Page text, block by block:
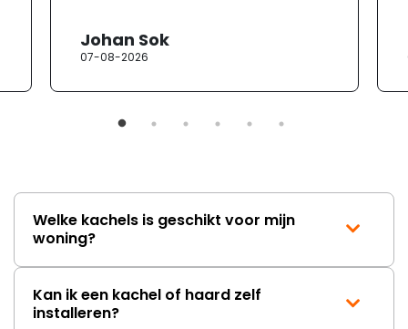
Johan Sok
07-08-2026
Welke kachels is geschikt voor mijn
woning?
Kan ik een kachel of haard zelf
installeren?